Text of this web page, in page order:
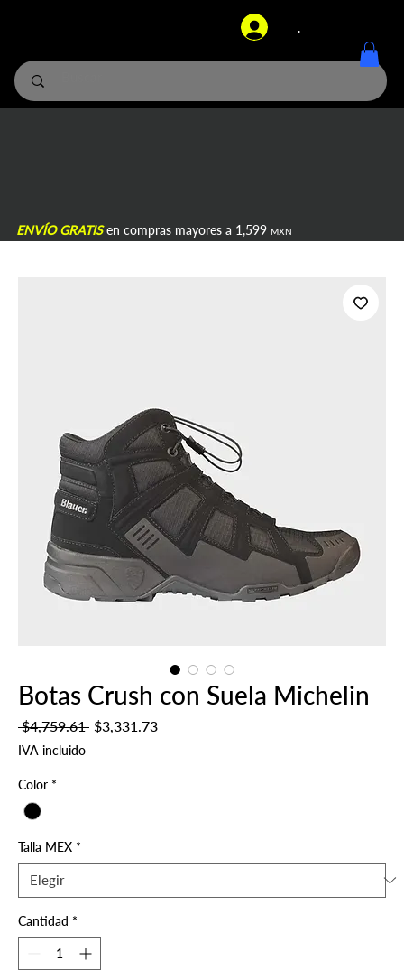
.
Botas Crush con Suela Michelin
$4,759.61 Precio
$3,331.73Precio
IVA incluido
Color *
Talla MEX *
Cantidad *
ENVÍO GRATISen compras mayores a 1,599 MXN